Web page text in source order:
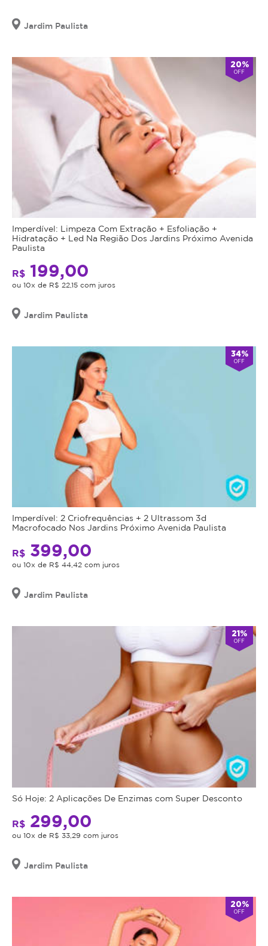
Jardim Paulista
20%
OFF
Imperdível: Limpeza Com Extração + Esfoliação +
Hidratação + Led Na Região Dos Jardins Próximo Avenida
Paulista
R$ 199,00
ou 10x de R$ 22,15 com juros
Jardim Paulista
34%
OFF
Imperdível: 2 Criofrequências + 2 Ultrassom 3d
Macrofocado Nos Jardins Próximo Avenida Paulista
R$ 399,00
ou 10x de R$ 44,42 com juros
Jardim Paulista
21%
OFF
Só Hoje: 2 Aplicações De Enzimas com Super Desconto
R$ 299,00
ou 10x de R$ 33,29 com juros
Jardim Paulista
20%
OFF